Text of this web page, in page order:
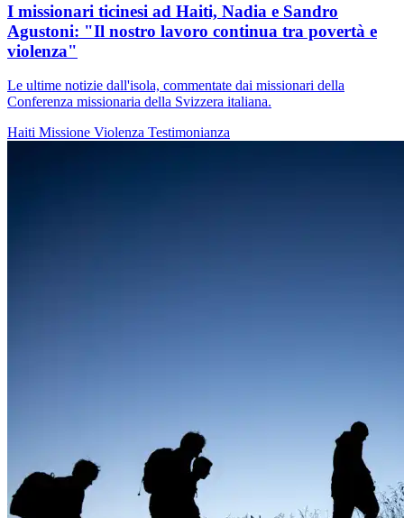
I missionari ticinesi ad Haiti, Nadia e Sandro
Agustoni: "Il nostro lavoro continua tra povertà e
violenza"
Le ultime notizie dall'isola, commentate dai missionari della
Conferenza missionaria della Svizzera italiana.
Haiti Missione Violenza Testimonianza